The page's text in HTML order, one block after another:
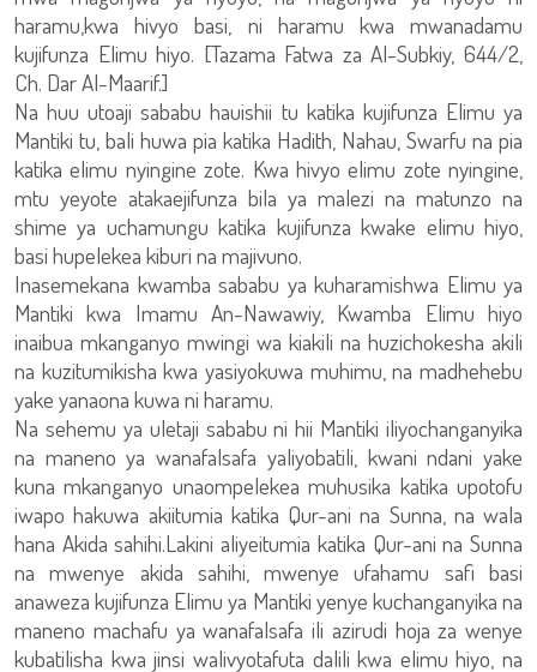
haramu,kwa hivyo basi, ni haramu kwa mwanadamu
kujifunza Elimu hiyo. [Tazama Fatwa za Al-Subkiy, 644/2,
Ch. Dar Al-Maarif.]
Na huu utoaji sababu hauishii tu katika kujifunza Elimu ya
Mantiki tu, bali huwa pia katika Hadith, Nahau, Swarfu na pia
katika elimu nyingine zote. Kwa hivyo elimu zote nyingine,
mtu yeyote atakaejifunza bila ya malezi na matunzo na
shime ya uchamungu katika kujifunza kwake elimu hiyo,
basi hupelekea kiburi na majivuno.
Inasemekana kwamba sababu ya kuharamishwa Elimu ya
Mantiki kwa Imamu An-Nawawiy, Kwamba Elimu hiyo
inaibua mkanganyo mwingi wa kiakili na huzichokesha akili
na kuzitumikisha kwa yasiyokuwa muhimu, na madhehebu
yake yanaona kuwa ni haramu.
Na sehemu ya uletaji sababu ni hii Mantiki iliyochanganyika
na maneno ya wanafalsafa yaliyobatili, kwani ndani yake
kuna mkanganyo unaompelekea muhusika katika upotofu
iwapo hakuwa akiitumia katika Qur-ani na Sunna, na wala
hana Akida sahihi.Lakini aliyeitumia katika Qur-ani na Sunna
na mwenye akida sahihi, mwenye ufahamu safi basi
anaweza kujifunza Elimu ya Mantiki yenye kuchanganyika na
maneno machafu ya wanafalsafa ili azirudi hoja za wenye
kubatilisha kwa jinsi walivyotafuta dalili kwa elimu hiyo, na